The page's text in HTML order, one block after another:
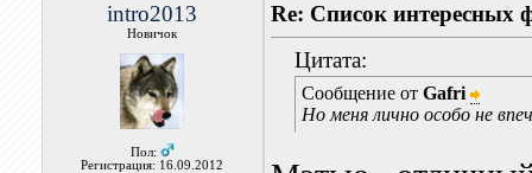
intro2013
Новичок
Пол:
Регистрация: 16.09.2012
Re: Список интересных
Цитата:
Сообщение от Gafri
Но меня лично особо не